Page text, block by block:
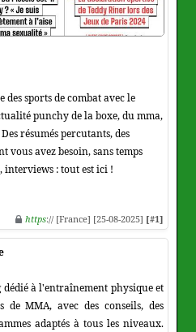
sports de combat avec le
punchy de la boxe, du mma,
résumés percutants, des
vous avez besoin, sans temps
interviews : tout est ici !
https:// [France] [25-08-2025] [#1]
à l'entraînement physique et
MMA, avec des conseils, des
adaptés à tous les niveaux.